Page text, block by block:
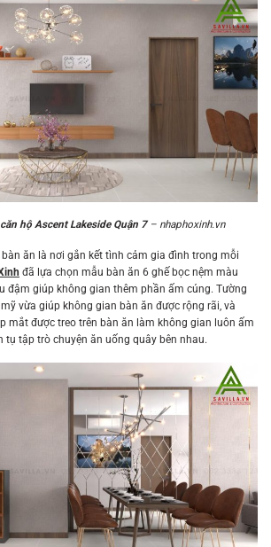
hộ Ascent Lakeside Quận 7 – nhaphoxinh.vn
ăn là nơi gắn kết tình cảm gia đình trong mỗi
đã lựa chọn mẫu bàn ăn 6 ghế bọc nệm màu
đậm giúp không gian thêm phần ấm cúng. Tường
vừa giúp không gian bàn ăn được rộng rãi, và
mắt được treo trên bàn ăn làm không gian luôn ấm
tụ tập trò chuyện ăn uống quây bên nhau.